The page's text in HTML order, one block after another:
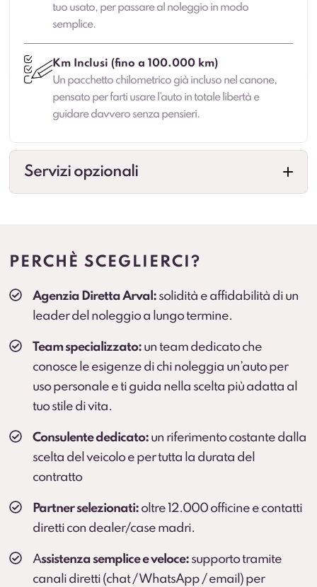
tuo usato, per passare al noleggio in modo
semplice.
Km Inclusi (fino a 100.000 km)
Un pacchetto chilometrico già incluso nel canone,
pensato per farti usare l’auto in totale libertà e
guidare davvero senza pensieri.
Servizi opzionali
Cambio stagionale e, dove previsto, deposito
pneumatici per una gestione comoda durante
PERCHÈ SCEGLIERCI?
Agenzia Diretta Arval: solidità e affidabilità di un
leader del noleggio a lungo termine.
Team specializzato: un team dedicato che
conosce le esigenze di chi noleggia un’auto per
uso personale e ti guida nella scelta più adatta al
tuo stile di vita.
Consulente dedicato: un riferimento costante dalla
scelta del veicolo e per tutta la durata del
contratto
Partner selezionati: oltre 12.000 officine e contatti
diretti con dealer/case madri.
Assistenza semplice e veloce: supporto tramite
canali diretti (chat / WhatsApp / email) per